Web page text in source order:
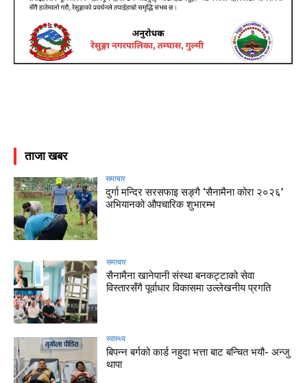
ताजा खबर
समाचार
दुर्गा मन्दिर सरसफाइ सङ्गै ‘सैनामैना कोरा २०२६’
अभियानको औपचारिक शुभारम्भ
समाचार
सैनामैना खानेपानी संस्था बनकट्टाको सेवा
विस्तारसँगै पूर्वाधार विकासमा उल्लेखनीय प्रगति
स्वास्थ्य
बिपन्न बर्गको कार्ड नहुदा भत्ता बाट बन्चित भयौ- अन्जु
थापा